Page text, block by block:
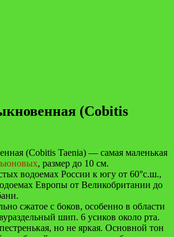
(Cobitis
(Cobitis Taenia) — самая маленькая
, размер до 10 см.
водоемах России к югу от 60°с.ш.,
Европы от Великобритании до
сжатое с боков, особенно в области
шип. 6 усиков около рта.
но не яркая. Основной тон